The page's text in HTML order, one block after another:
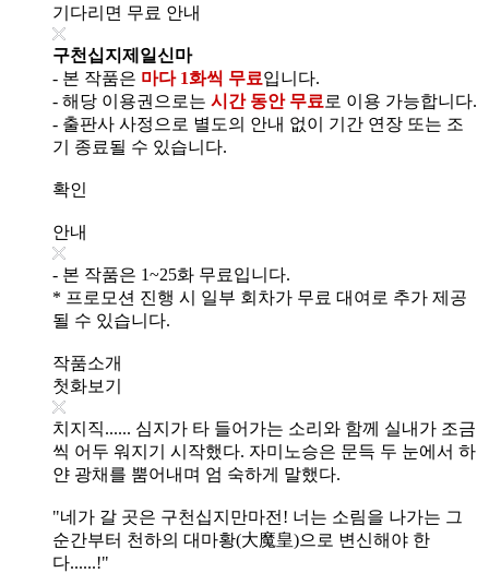
기다리면 무료 안내
구천십지제일신마
- 본 작품은 마다 1화씩 무료입니다.
- 해당 이용권으로는 시간 동안 무료 로 이용 가능합니다.
- 출판사 사정으로 별도의 안내 없이 기간 연장 또는 조
기 종료될 수 있습니다.
확인
안내
- 본 작품은 1~25화 무료입니다.
* 프로모션 진행 시 일부 회차가 무료 대여로 추가 제공
될 수 있습니다.
작품소개
첫화보기
치지직...... 심지가 타 들어가는 소리와 함께 실내가 조금
씩 어두 워지기 시작했다. 자미노승은 문득 두 눈에서 하
얀 광채를 뿜어내며 엄 숙하게 말했다.
"네가 갈 곳은 구천십지만마전! 너는 소림을 나가는 그
순간부터 천하의 대마황(大魔皇)으로 변신해야 한
다......!"